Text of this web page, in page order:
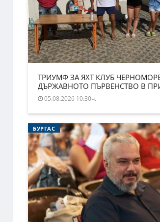
ТРИУМФ ЗА ЯХТ КЛУБ
ДЪРЖАВНОТО ПЪРВЕНСТВО В
05.08.2026 10:30ч.
БУРГАС